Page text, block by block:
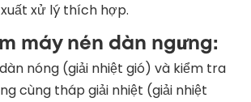
xử lý thích hợp.
máy nén dàn ngưng:
nóng (giải nhiệt gió) và kiểm tra
cùng tháp giải nhiệt (giải nhiệt